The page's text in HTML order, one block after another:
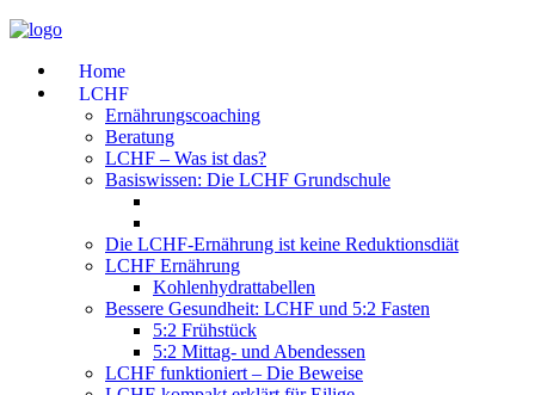
Home
LCHF
Ernährungscoaching
Beratung
LCHF – Was ist das?
Basiswissen: Die LCHF Grundschule
Die LCHF-Ernährung ist keine Reduktionsdiät
LCHF Ernährung
Kohlenhydrattabellen
Bessere Gesundheit: LCHF und 5:2 Fasten
5:2 Frühstück
5:2 Mittag- und Abendessen
LCHF funktioniert – Die Beweise